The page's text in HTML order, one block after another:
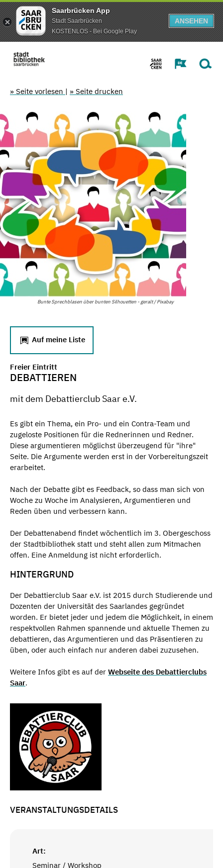
Saarbrücken App
Stadt Saarbrücken
KOSTENLOS - Bei Google Play
ANSEHEN
» Seite vorlesen | » Seite drucken
Bunte Sprechblasen über bunten Silhouetten - geralt / Pixabay
Auf meine Liste
Freier Eintritt
DEBATTIEREN
mit dem Debattierclub Saar e.V.
Es gibt ein Thema, ein Pro- und ein Contra-Team und
zugeloste Positionen für die Rednerinnen und Redner.
Diese argumentieren möglichst überzeugend für "ihre"
Seite. Die Argumente werden erst in der Vorbereitungszeit
erarbeitet.
Nach der Debatte gibt es Feedback, so dass man sich von
Woche zu Woche im Analysieren, Argumentieren und
Reden üben und verbessern kann.
Der Debattenabend findet wöchentlich im 3. Obergeschoss
der Stadtbibliothek statt und steht allen zum Mitmachen
offen. Eine Anmeldung ist nicht erforderlich.
HINTERGRUND
Der Debattierclub Saar e.V. ist 2015 durch Studierende und
Dozenten der Universität des Saarlandes gegründet
worden. Er bietet jeder und jedem die Möglichkeit, in einem
respektvollen Rahmen spannende und aktuelle Themen zu
debattieren, das Argumentieren und das Präsentieren zu
üben, oder auch einfach nur anderen dabei zuzusehen.
Weitere Infos gibt es auf der Webseite des Debattierclubs
Saar.
VERANSTALTUNGSDETAILS
Art:
Seminar / Workshop